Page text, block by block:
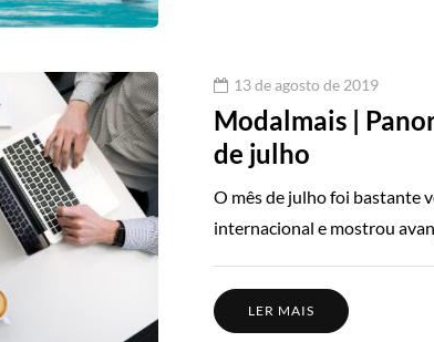
13 de agosto de 2019
Modalmais |
de julho
O mês de julho foi bastante
internacional e mostrou
LER MAIS